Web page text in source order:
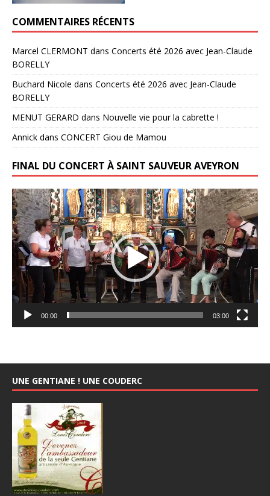
COMMENTAIRES RÉCENTS
Marcel CLERMONT dans Concerts été 2026 avec Jean-Claude
BORELLY
Buchard Nicole dans Concerts été 2026 avec Jean-Claude
BORELLY
MENUT GERARD dans Nouvelle vie pour la cabrette !
Annick dans CONCERT Giou de Mamou
FINAL DU CONCERT À SAINT SAUVEUR AVEYRON
Lecteur
vidéo
00:00 03:00
UNE GENTIANE ! UNE COUDERC